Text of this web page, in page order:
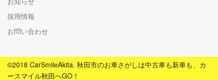
採用情報
お問い合わせ
©2018 CarSmileAkita. 秋田市のお車さがしは中古車も新車も、カ
ースマイル秋田へGO！